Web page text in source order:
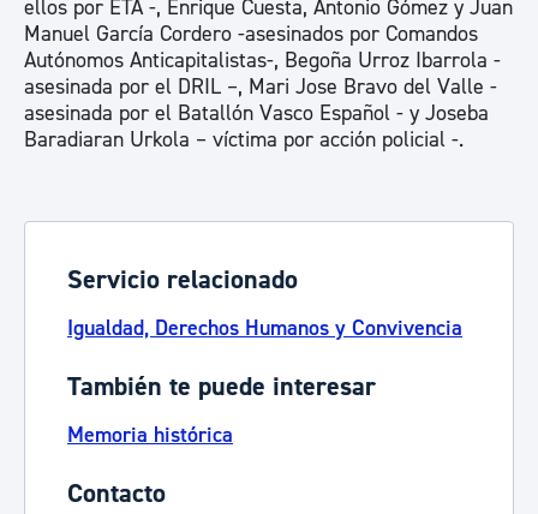
ellos por ETA -, Enrique Cuesta, Antonio Gómez y Juan
Manuel García Cordero -asesinados por Comandos
Autónomos Anticapitalistas-, Begoña Urroz Ibarrola -
asesinada por el DRIL –, Mari Jose Bravo del Valle -
asesinada por el Batallón Vasco Español - y Joseba
Baradiaran Urkola – víctima por acción policial -.
Servicio relacionado
Igualdad, Derechos Humanos y Convivencia
También te puede interesar
Memoria histórica
Contacto